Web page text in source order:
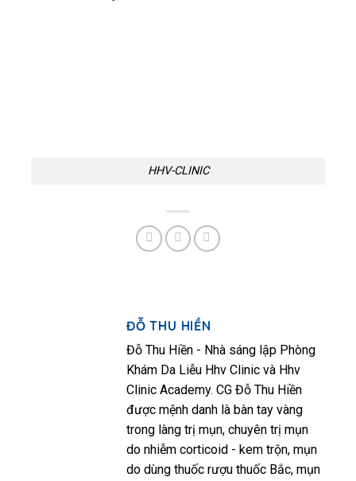
HHV-CLINIC
ĐỖ THU HIỀN
Đỗ Thu Hiền - Nhà sáng lập Phòng
Khám Da Liễu Hhv Clinic và Hhv
Clinic Academy. CG Đỗ Thu Hiền
được mệnh danh là bàn tay vàng
trong làng trị mụn, chuyên trị mụn
do nhiễm corticoid - kem trộn, mụn
do dùng thuốc rượu thuốc Bắc, mụn